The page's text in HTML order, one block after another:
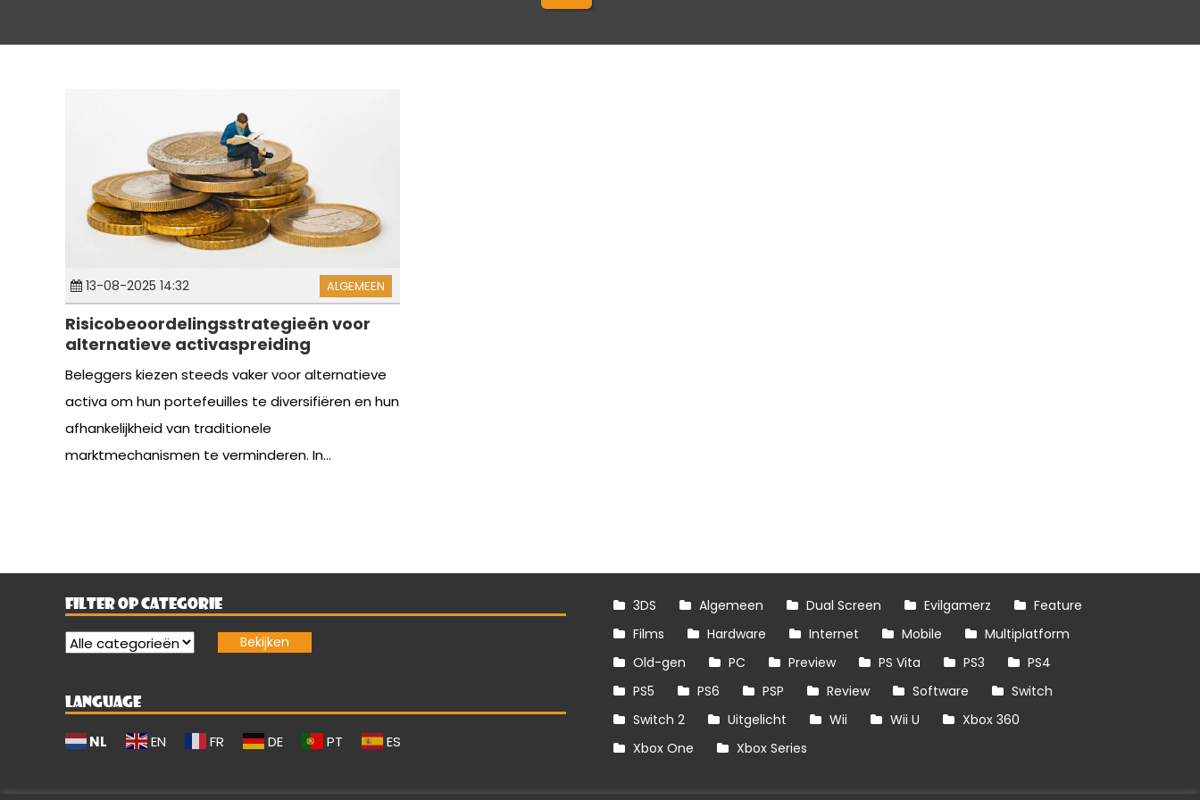
13-08-2025 14:32 ALGEMEEN
Risicobeoordelingsstrategieën voor
alternatieve activaspreiding
Beleggers kiezen steeds vaker voor alternatieve
activa om hun portefeuilles te diversifiëren en hun
afhankelijkheid van traditionele
marktmechanismen te verminderen. In...
FILTER OP CATEGORIE
LANGUAGE
NL EN FR DE PT ES
3DS Algemeen Dual Screen Evilgamerz
Feature
Films
Hardware Internet Mobile
Multiplatform
Old-gen
PC Preview PS Vita PS3
PS4
PS5
PS6 PSP Review Software
Switch
Switch 2
Uitgelicht Wii Wii U
Xbox 360
Xbox One
Xbox Series